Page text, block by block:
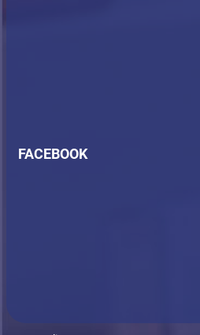
FACEBOOK